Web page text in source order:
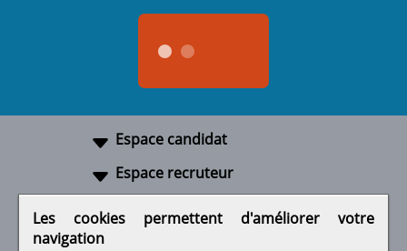
Espace candidat
Espace recruteur
Les cookies permettent d'améliorer votre
navigation